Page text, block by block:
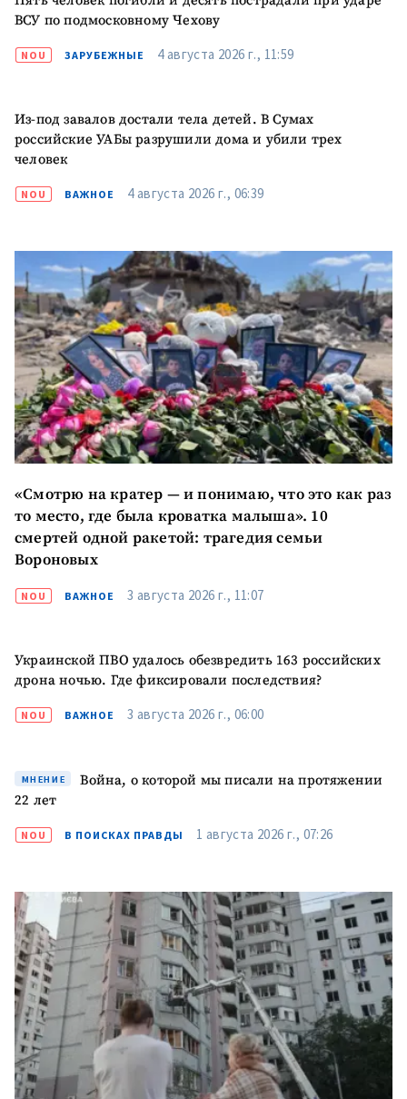
ВСУ по подмосковному Чехову
NOU ЗАРУБЕЖНЫЕ 4 августа 2026 г., 11:59
Из-под завалов достали тела детей. В Сумах
российские УАБы разрушили дома и убили трех
человек
NOU ВАЖНОЕ 4 августа 2026 г., 06:39
«Смотрю на кратер — и понимаю, что это как раз
то место, где была кроватка малыша». 10
смертей одной ракетой: трагедия семьи
Вороновых
NOU ВАЖНОЕ 3 августа 2026 г., 11:07
Украинской ПВО удалось обезвредить 163 российских
дрона ночью. Где фиксировали последствия?
NOU ВАЖНОЕ 3 августа 2026 г., 06:00
МНЕНИЕ
Война, о которой мы писали на протяжении
22 лет
NOU В ПОИСКАХ ПРАВДЫ 1 августа 2026 г., 07:26
новости
КОНТАКТНЫЙ ИСТОЧНИК
Имя + Моё имя
Электронная почта
+ Мой email
Я прочитал(а) и согласен(на)
сполитикой
конфиденциальности.
ОТПРАВИТЬ НОВОСТЬ